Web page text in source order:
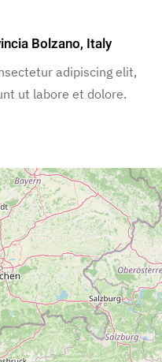
Bolzano, Italy
adipiscing elit,
ut labore et dolore.